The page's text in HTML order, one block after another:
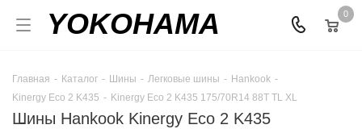
YOKOHAMA 0
Главная - Каталог - Шины - Легковые шины - Hankook -
Kinergy Eco 2 K435 - Kinergy Eco 2 K435 175/70R14 88T TL XL
Шины Hankook Kinergy Eco 2 K435